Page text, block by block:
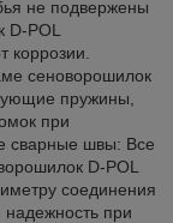
не подвержены
D-POL
сеноворошилок
пружины,
при
сварные швы: Все
D-POL
соединения
надежность при